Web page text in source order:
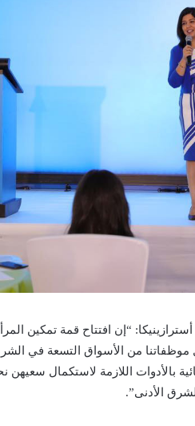
“إن افتتاح قمة تمكين
من الأسواق التسعة في
بالأدوات اللازمة لاستكمال سعيهن
الأدنى”.